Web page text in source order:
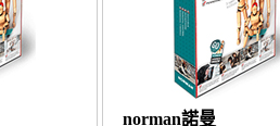
norman諾曼